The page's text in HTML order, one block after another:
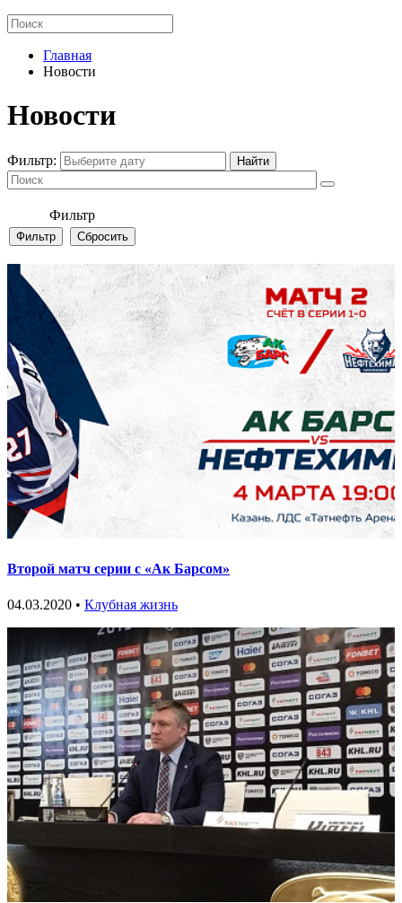
Главная
Новости
Новости
Фильтр:
Фильтр
Второй матч серии с «Ак Барсом»
04.03.2020 • Клубная жизнь